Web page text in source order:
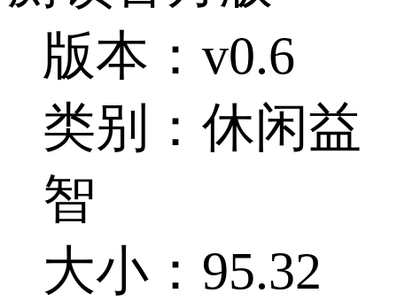
版本：v0.6
类别：休闲益
智
大小：95.32